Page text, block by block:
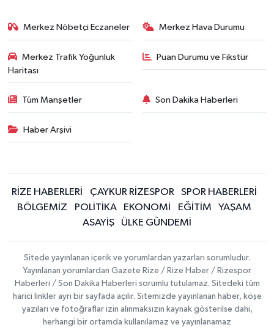
Merkez Nöbetçi Eczaneler Merkez Hava Durumu
Merkez Trafik Yoğunluk
Haritası
Puan Durumu ve Fikstür
Tüm Manşetler Son Dakika Haberleri
Haber Arşivi
RİZE HABERLERİ ÇAYKUR RİZESPOR
SPOR HABERLERİ
BÖLGEMİZ
POLİTİKA EKONOMİ EĞİTİM
YAŞAM
ASAYİŞ
ÜLKE GÜNDEMİ
Sitede yayınlanan içerik ve yorumlardan yazarları sorumludur.
Yayınlanan yorumlardan Gazete Rize / Rize Haber / Rizespor
Haberleri / Son Dakika Haberleri sorumlu tutulamaz. Sitedeki tüm
harici linkler ayrı bir sayfada açılır. Sitemizde yayınlanan haber, köşe
yazıları ve fotoğraflar izin alınmaksızın kaynak gösterilse dahi,
herhangi bir ortamda kullanılamaz ve yayınlanamaz